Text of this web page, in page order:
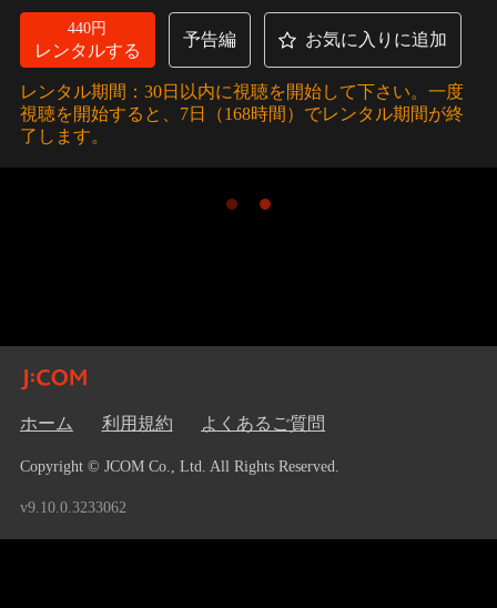
なく去っていった権助を捜そうと家を出る。
440円
レンタルする
予告編 お気に入りに追加
レンタル期間：30日以内に視聴を開始して下さい。一度
視聴を開始すると、7日（168時間）でレンタル期間が終
了します。
ホーム 利用規約 よくあるご質問
Copyright © JCOM Co., Ltd. All Rights Reserved.
v9.10.0.3233062